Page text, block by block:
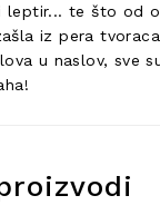
te što od
iz pera
u naslov, sve